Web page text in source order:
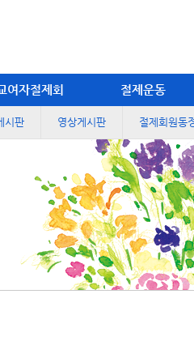
여자절제회 절제운동
시판 영상게시판 절제회원동